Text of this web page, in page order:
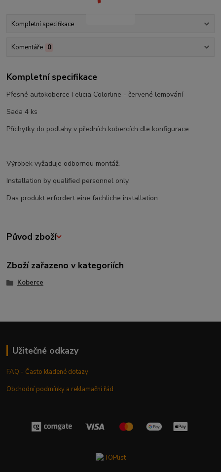
Kompletní specifikace
Komentáře 0
Kompletní specifikace
Přesné autokoberce Felicia Colorline - červené lemování
Sada 4 ks
Příchytky do podlahy v předních kobercích dle konfigurace
Výrobek vyžaduje odbornou montáž.
Installation by qualified personnel only.
Das produkt erfordert eine fachliche installation.
Původ zboží
Zboží zařazeno v kategoriích
Koberce
Užitečné odkazy
FAQ - Často kladené dotazy
Obchodní podmínky a reklamační řád